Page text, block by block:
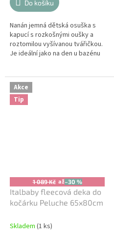
Do košíku
Nanán jemná dětská osuška s
kapucí s rozkošnými oušky a
roztomilou vyšívanou tvářičkou.
Je ideální jako na den u bazénu
Akce
Tip
1 089 Kč až–30 %
Italbaby fleecová deka do
kočárku Peluche 65x80cm
Skladem (1 ks)